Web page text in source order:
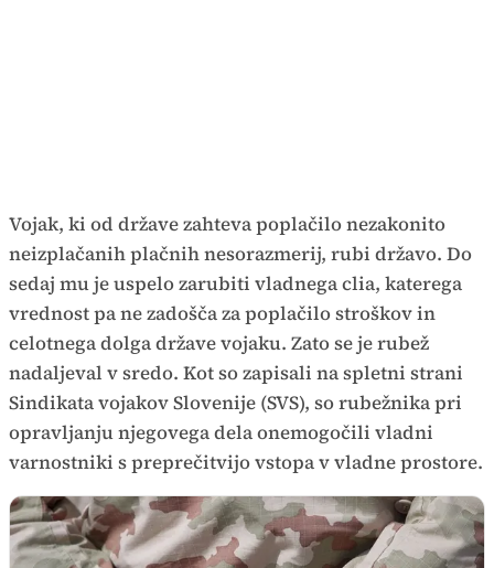
Vojak, ki od države zahteva poplačilo nezakonito
neizplačanih plačnih nesorazmerij, rubi državo. Do
sedaj mu je uspelo zarubiti vladnega clia, katerega
vrednost pa ne zadošča za poplačilo stroškov in
celotnega dolga države vojaku. Zato se je rubež
nadaljeval v sredo. Kot so zapisali na spletni strani
Sindikata vojakov Slovenije (SVS), so rubežnika pri
opravljanju njegovega dela onemogočili vladni
varnostniki s preprečitvijo vstopa v vladne prostore.